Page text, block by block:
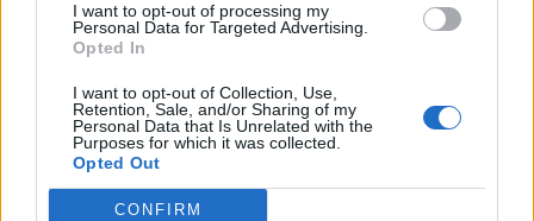
I want to opt-out of processing my
Personal Data for Targeted Advertising.
Opted In
I want to opt-out of Collection, Use,
Retention, Sale, and/or Sharing of my
Personal Data that Is Unrelated with the
Purposes for which it was collected.
Opted Out
CONFIRM
Deseu el meu nom, el correu electrònic i el lloc web en
aquest navegador per a la propera vegada que comenti.
Captcha6 + 3 = ?